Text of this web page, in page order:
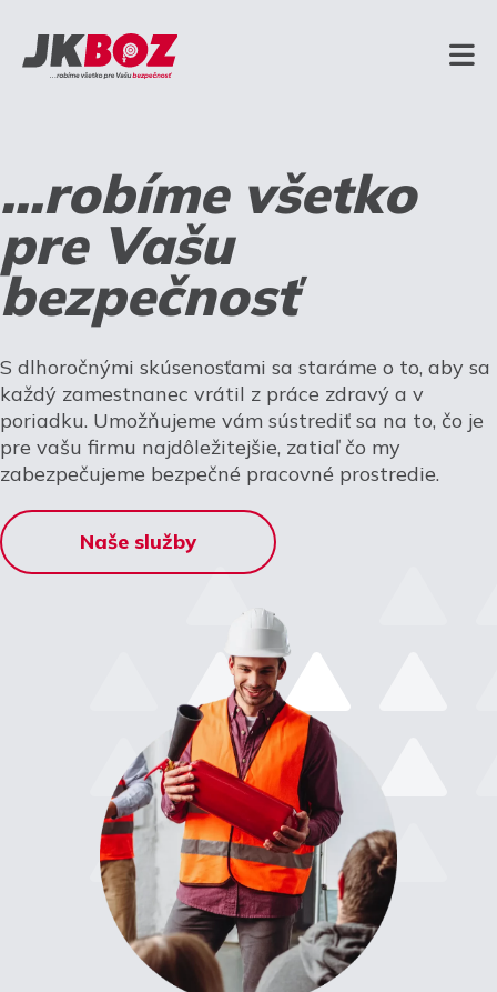
...robíme všetko
pre Vašu
bezpečnosť
S dlhoročnými skúsenosťami sa staráme o to, aby sa
každý zamestnanec vrátil z práce zdravý a v
poriadku. Umožňujeme vám sústrediť sa na to, čo je
pre vašu firmu najdôležitejšie, zatiaľ čo my
zabezpečujeme bezpečné pracovné prostredie.
Naše služby